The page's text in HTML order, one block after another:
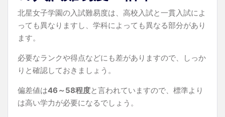
北星女子学園の入試難易度は、高校入試と一貫入試によ
っても異なりますし、学科によっても異なる部分があり
ます。
必要なランクや得点などにも差がありますので、しっか
りと確認しておきましょう。
偏差値は46～58程度と言われていますので、標準より
は高い学力が必要になるでしょう。